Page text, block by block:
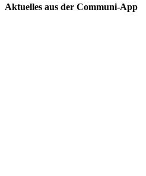
Aktuelles aus der Communi-App